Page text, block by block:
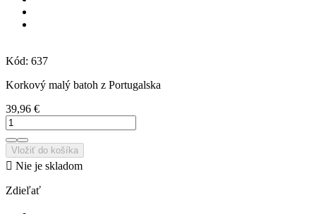
Kód: 637
Korkový malý batoh z Portugalska
39,96 €
Vložiť do košíka
 Nie je skladom
Zdieľať